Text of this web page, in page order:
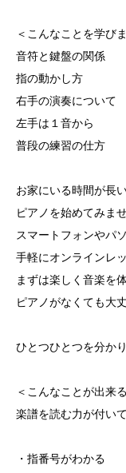
＜こんなことを学び
音符と鍵盤の関係
指の動かし方
右手の演奏について
左手は１音から
普段の練習の仕方
お家にいる時間が長
ピアノを始めてみま
スマートフォンやパ
手軽にオンラインレ
まずは楽しく音楽を
ピアノがなくても大
ひとつひとつを分か
＜こんなことが出来
楽譜を読む力が付い
・指番号がわかる